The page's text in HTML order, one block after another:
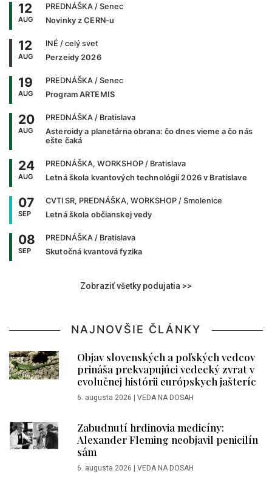
12
AUG
PREDNÁŠKA / Senec
Novinky z CERN-u
12
AUG
INÉ / celý svet
Perzeidy 2026
19
AUG
PREDNÁŠKA / Senec
Program ARTEMIS
20
AUG
PREDNÁŠKA / Bratislava
Asteroidy a planetárna obrana: čo dnes vieme a čo nás
ešte čaká
24
AUG
PREDNÁŠKA, WORKSHOP / Bratislava
Letná škola kvantových technológií 2026 v Bratislave
07
SEP
CVTI SR, PREDNÁŠKA, WORKSHOP / Smolenice
Letná škola občianskej vedy
08
SEP
PREDNÁŠKA / Bratislava
Skutočná kvantová fyzika
Zobraziť všetky podujatia >>
NAJNOVŠIE ČLÁNKY
Objav slovenských a poľských vedcov
prináša prekvapujúci vedecký zvrat v
evolučnej histórii európskych jašteríc
6. augusta 2026 VEDA NA DOSAH
Zabudnutí hrdinovia medicíny:
Alexander Fleming neobjavil penicilín
sám
6. augusta 2026 VEDA NA DOSAH